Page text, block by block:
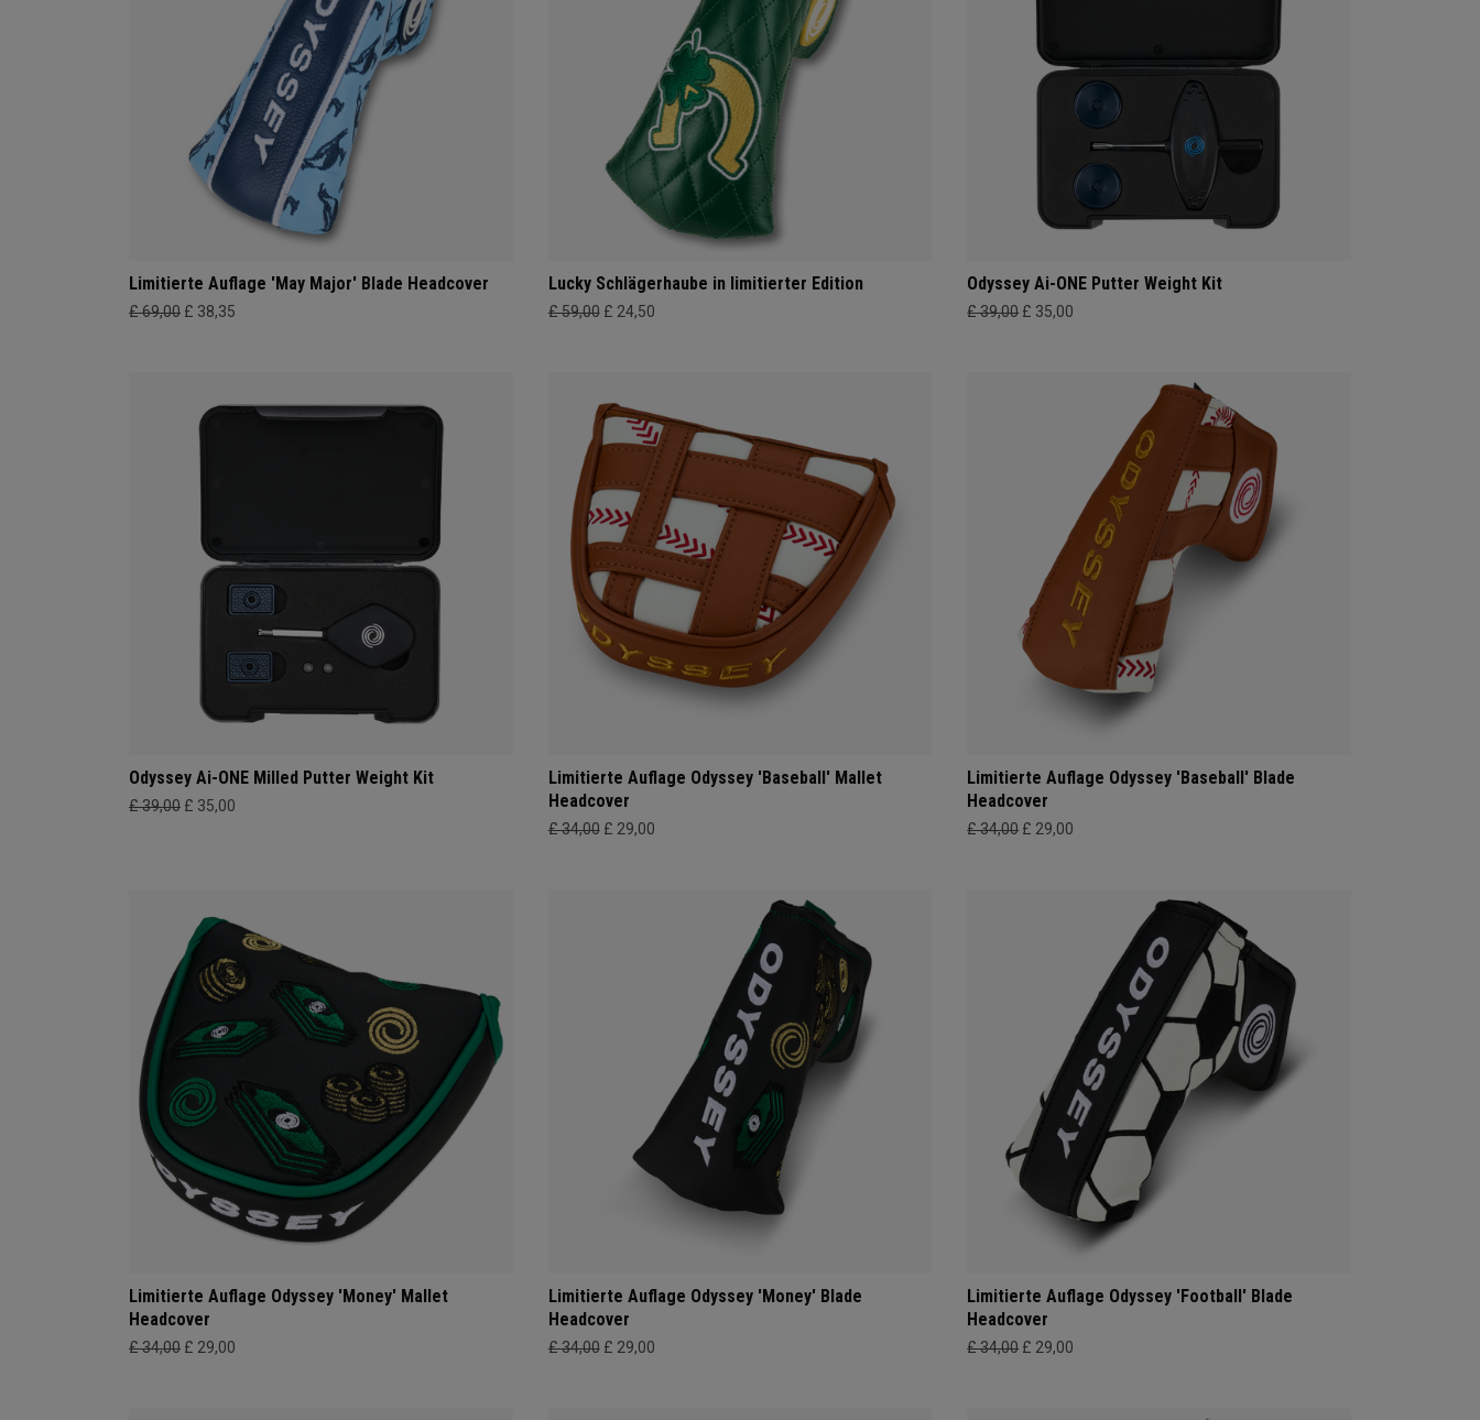
Limitierte Auflage 'May Major' Blade Headcover
£ 69,00 £ 38,35
Lucky Schlägerhaube in limitierter Edition
£ 59,00 £ 24,50
Odyssey Ai-ONE Putter Weight Kit
£ 39,00 £ 35,00
Odyssey Ai-ONE Milled Putter Weight Kit
£ 39,00 £ 35,00
Limitierte Auflage Odyssey 'Baseball' Mallet
Headcover
£ 34,00 £ 29,00
Limitierte Auflage Odyssey 'Baseball' Blade
Headcover
£ 34,00 £ 29,00
Limitierte Auflage Odyssey 'Money' Mallet
Headcover
£ 34,00 £ 29,00
Limitierte Auflage Odyssey 'Money' Blade
Headcover
£ 34,00 £ 29,00
Limitierte Auflage Odyssey 'Football' Blade
Headcover
£ 34,00 £ 29,00